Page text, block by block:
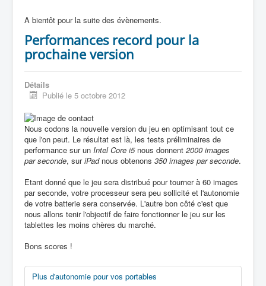
A bientôt pour la suite des évènements.
Performances record pour la
prochaine version
Détails
Publié le 5 octobre 2012
Nous codons la nouvelle version du jeu en optimisant tout ce
que l'on peut. Le résultat est là, les tests préliminaires de
performance sur un Intel Core i5nous donnent 2000 images
par seconde, suriPadnous obtenons 350 images par seconde.
Etant donné que le jeu sera distribué pour tourner à 60 images
par seconde, votre processeur sera peu sollicité et l'autonomie
de votre batterie sera conservée. L'autre bon côté c'est que
nous allons tenir l'objectif de faire fonctionner le jeu sur les
tablettes les moins chères du marché.
Bons scores !
Plus d'autonomie pour vos portables